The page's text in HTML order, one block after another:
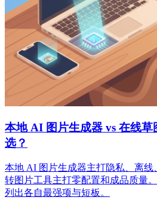
本地 AI 图片生成器 vs 在线草
选？
本地 AI 图片生成器主打隐私、离线
转图片工具主打零配置和成品质量
列出各自最强项与短板。